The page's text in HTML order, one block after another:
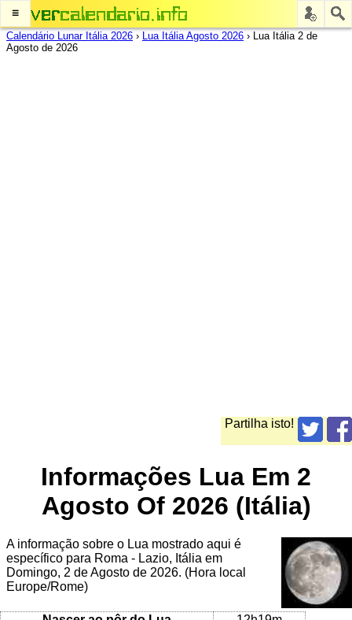
≡
Calendário Lunar Itália 2026 › Lua Itália Agosto 2026 › Lua Itália 2 de
Agosto de 2026
Partilha isto!
Informações Lua Em 2
Agosto Of 2026 (Itália)
A informação sobre o Lua mostrado aqui é
específico para Roma - Lazio, Itália em
Domingo, 2 de Agosto de 2026. (Hora local
Europe/Rome)